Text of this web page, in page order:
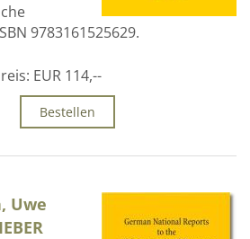
9783161525629.
EUR 114,--
Bestellen
Uwe